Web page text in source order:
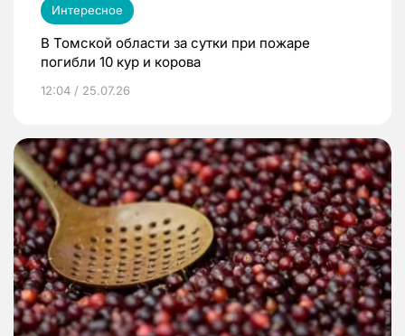
Интересное
В Томской области за сутки при пожаре
погибли 10 кур и корова
12:04 / 25.07.26